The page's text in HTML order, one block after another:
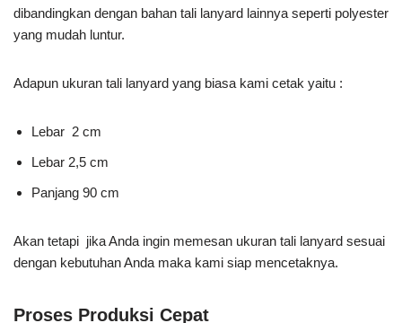
dibandingkan dengan bahan tali lanyard lainnya seperti polyester
yang mudah luntur.
Adapun ukuran tali lanyard yang biasa kami cetak yaitu :
Lebar 2 cm
Lebar 2,5 cm
Panjang 90 cm
Akan tetapi jika Anda ingin memesan ukuran tali lanyard sesuai
dengan kebutuhan Anda maka kami siap mencetaknya.
Proses Produksi Cepat